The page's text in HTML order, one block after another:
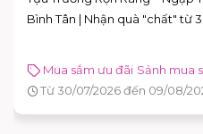
Tân | Nhận quà "chất" từ 30/07 –
sắm ưu đãi Sảnh mua sắm
30/07/2026 đến 09/08/2026